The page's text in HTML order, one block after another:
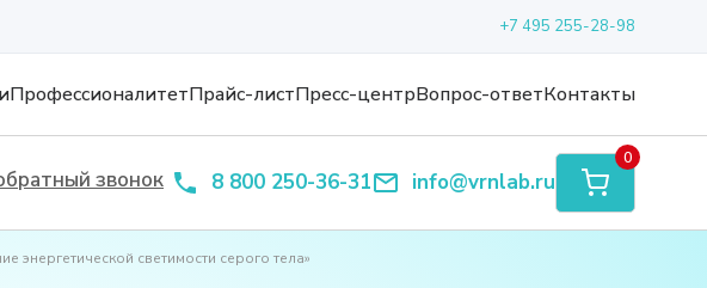
+7 495 255-28-98
ПрофессионалитетПрайс-листПресс-центрВопрос-ответКонтакты
звонок 8 800 250-36-31 info@vrnlab.ru
0
энергетической светимости серого тела»